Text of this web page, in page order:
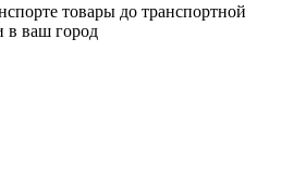
товары до транспортной
в ваш город